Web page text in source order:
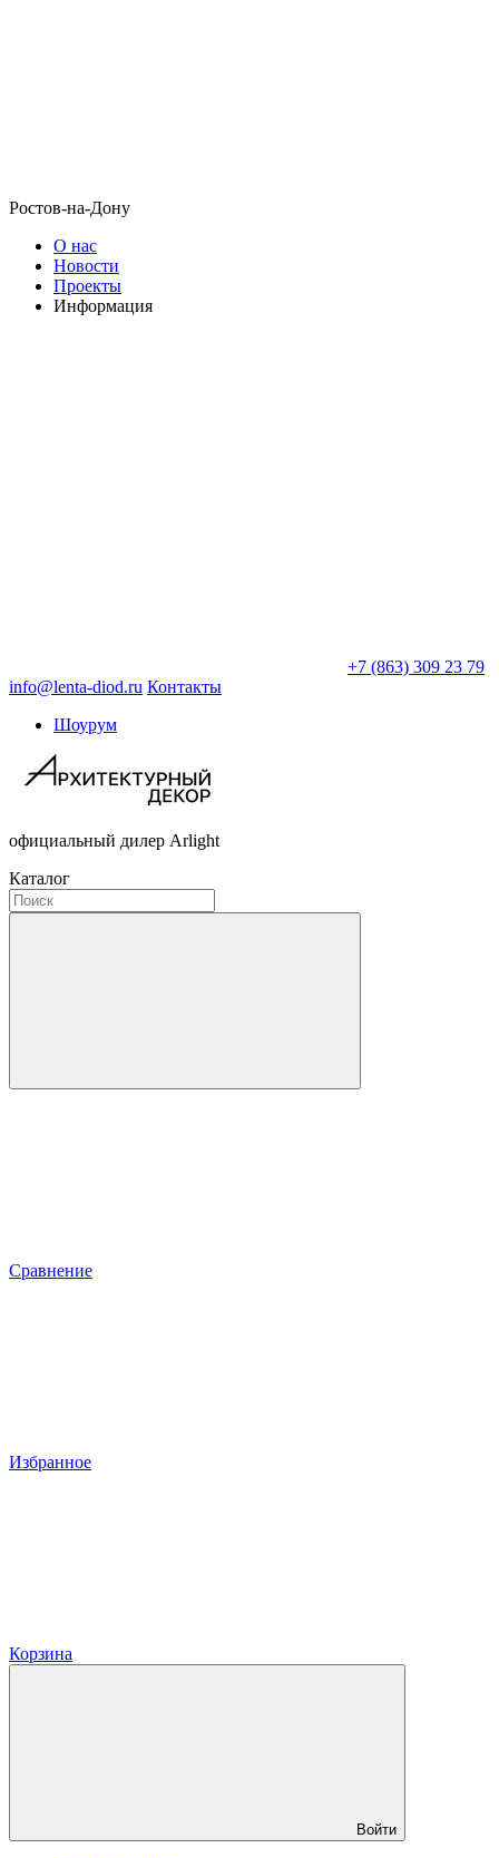
Ростов-на-Дону
О нас
Новости
Проекты
Информация
+7 (863) 309 23 79
info@lenta-diod.ru Контакты
Шоурум
официальный дилер Arlight
Каталог
Сравнение
Избранное
Корзина
Войти